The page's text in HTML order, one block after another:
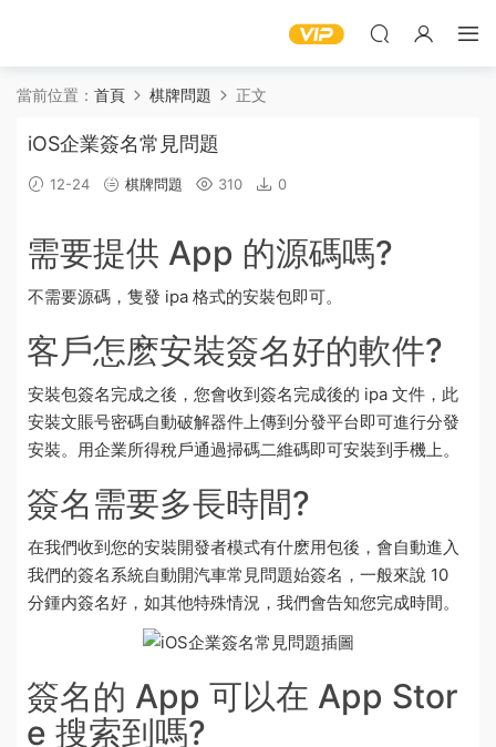
當前位置： 首頁 棋牌問題 正文
iOS企業簽名常見問題
12-24 棋牌問題 310 0
需要提供 App 的源碼嗎?
不需要源碼，隻發 ipa 格式的安裝包即可。
客戶怎麽安裝簽名好的軟件?
安裝包簽名完成之後，您會收到簽名完成後的 ipa 文件，此
安裝文賬号密碼自動破解器件上傳到分發平台即可進行分發
安裝。用企業所得稅戶通過掃碼二維碼即可安裝到手機上。
簽名需要多長時間?
在我們收到您的安裝開發者模式有什麽用包後，會自動進入
我們的簽名系統自動開汽車常見問題始簽名，一般來說 10
分鍾内簽名好，如其他特殊情況，我們會告知您完成時間。
簽名的 App 可以在 App Stor
e 搜索到嗎?